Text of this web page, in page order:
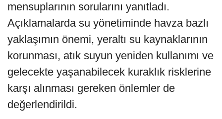
mensuplarının sorularını yanıtladı.
Açıklamalarda su yönetiminde havza bazlı
yaklaşımın önemi, yeraltı su kaynaklarının
korunması, atık suyun yeniden kullanımı ve
gelecekte yaşanabilecek kuraklık risklerine
karşı alınması gereken önlemler de
değerlendirildi.